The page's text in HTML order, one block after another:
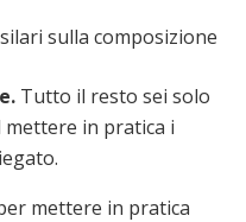
sulla composizione
Tutto il resto sei solo
mettere in pratica i
mettere in pratica